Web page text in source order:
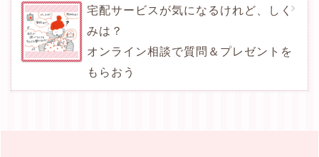
宅配サービスが気になるけれど、しく
みは？
オンライン相談で質問＆プレゼントを
もらおう